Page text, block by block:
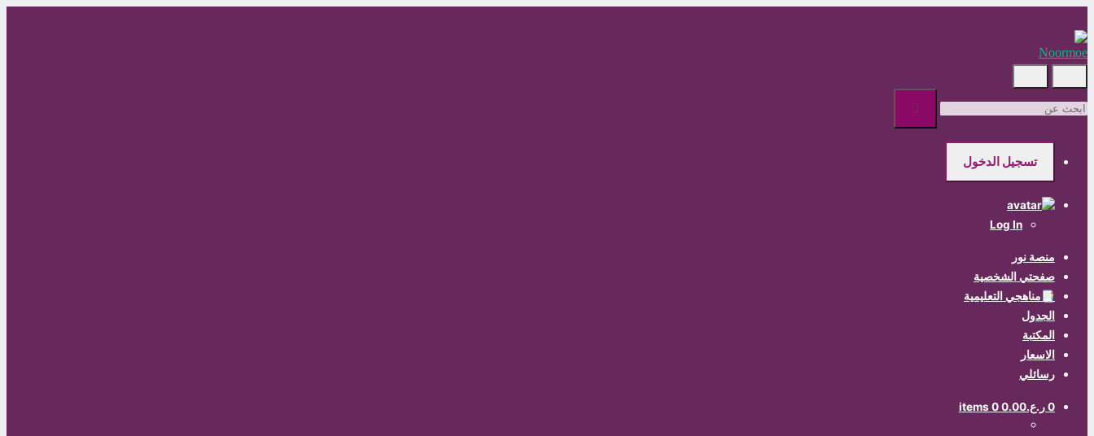
to
main
عن
تسجيل الدخول
Log In
منصة نور
صفحتي الشخصية
📑مناهجي التعليمية
الجدول
المكتبة
الاسعار
رسائلي
0ر.ع.0.00 0 items